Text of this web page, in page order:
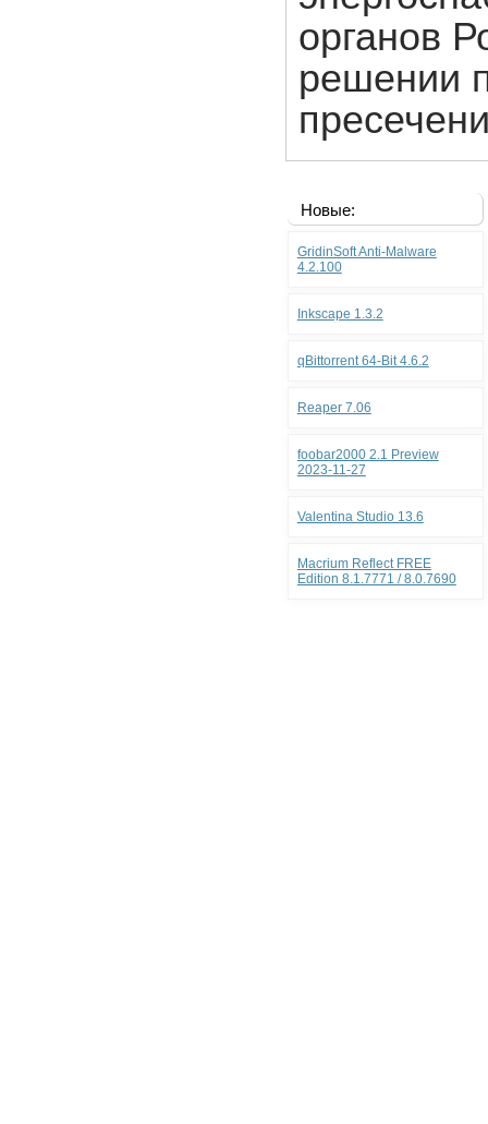
органов
решении
Новые:
GridinSoft Anti-Malware
4.2.100
Inkscape 1.3.2
qBittorrent 64-Bit 4.6.2
Reaper 7.06
foobar2000 2.1 Preview
2023-11-27
Valentina Studio 13.6
Macrium Reflect FREE
Edition 8.1.7771 / 8.0.7690